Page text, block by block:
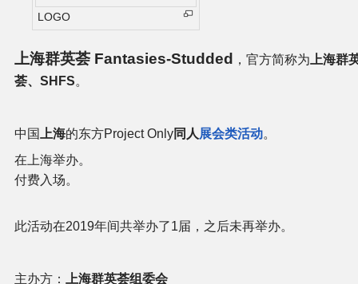
LOGO
上海群英荟 Fantasies-Studded ，官方简称为 上海群
荟、SHFS。
中国 上海的东方Project Only同人 展会类活动。
在上海举办。
付费入场。
此活动在2019年间共举办了1届，之后未再举办。
主办方：
上海群英荟组委会
二次创作与活动
展会及活动导航
商业二次创作